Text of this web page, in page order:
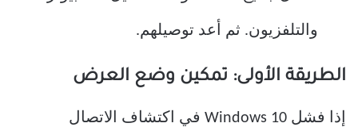
والتلفزيون. ثم أعد توصيلهم.
الطريقة الأولى: تمكين وضع العرض
إذا فشل Windows 10 في اكتشاف الاتصال